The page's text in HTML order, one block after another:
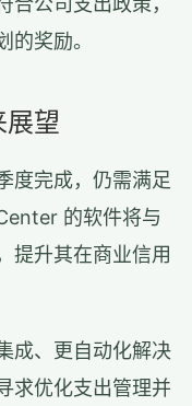
奖励。
望
度完成，仍需满足
的软件将与
提升其在商业信用
成、更自动化解决
求优化支出管理并